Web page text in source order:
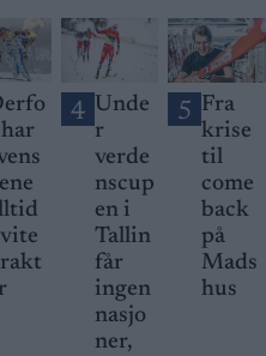
4 Unde
r
verde
nscup
en i
Tallin
får
ingen
nasjo
ner,
5 Fra
krise
til
come
back
på
Mads
hus